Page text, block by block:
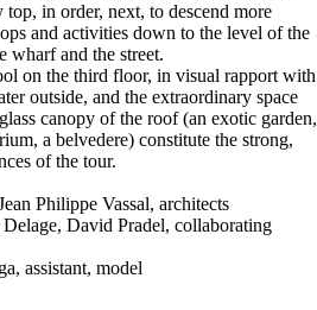
in order, next, to descend more
and activities down to the level of the
wharf and the street.
on the third floor, in visual rapport with
outside, and the extraordinary space
canopy of the roof (an exotic garden,
a belvedere) constitute the strong,
of the tour.
Philippe Vassal, architects
David Pradel, collaborating
assistant, model